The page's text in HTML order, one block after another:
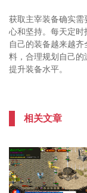
获取主宰装备确实
心和坚持。每天定
自己的装备越来越
料，合理规划自己
提升装备水平。
相关文章